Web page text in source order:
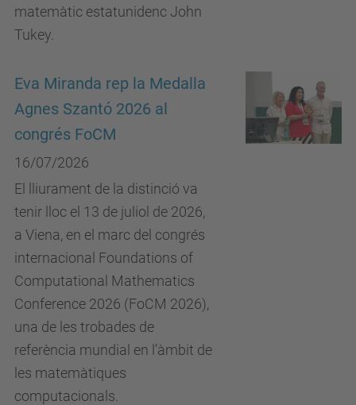
matemàtic estatunidenc John
Tukey.
Eva Miranda rep la Medalla
Agnes Szantó 2026 al
congrés FoCM
16/07/2026
El lliurament de la distinció va
tenir lloc el 13 de juliol de 2026,
a Viena, en el marc del congrés
internacional Foundations of
Computational Mathematics
Conference 2026 (FoCM 2026),
una de les trobades de
referència mundial en l’àmbit de
les matemàtiques
computacionals.